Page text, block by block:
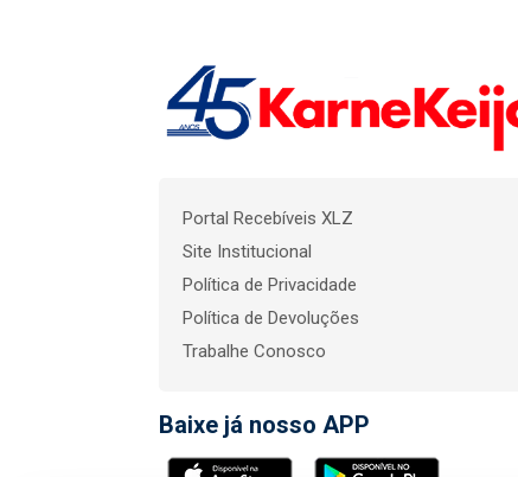
Portal Recebíveis XLZ
Site Institucional
Política de Privacidade
Política de Devoluções
Trabalhe Conosco
Baixe já nosso APP